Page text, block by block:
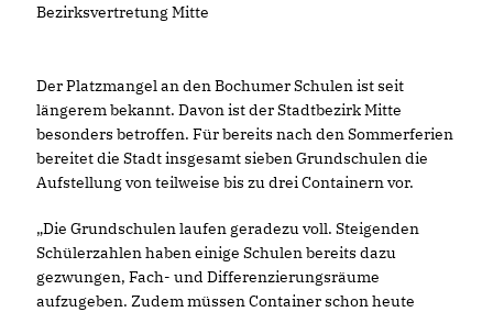
Bezirksvertretung Mitte
Der Platzmangel an den Bochumer Schulen ist seit
längerem bekannt. Davon ist der Stadtbezirk Mitte
besonders betroffen. Für bereits nach den Sommerferien
bereitet die Stadt insgesamt sieben Grundschulen die
Aufstellung von teilweise bis zu drei Containern vor.
Die Grundschulen laufen geradezu voll. Steigenden
Schülerzahlen haben einige Schulen bereits dazu
gezwungen, Fach- und Differenzierungsräume
aufzugeben. Zudem müssen Container schon heute